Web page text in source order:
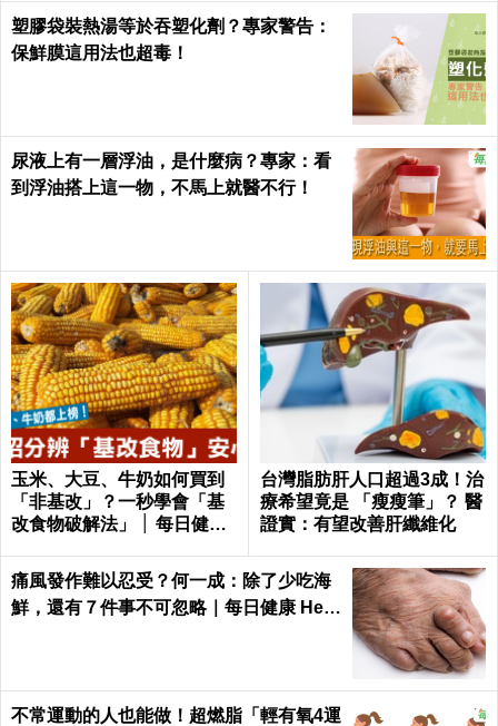
塑膠袋裝熱湯等於吞塑化劑？專家警告：
保鮮膜這用法也超毒！
尿液上有一層浮油，是什麼病？專家：看
到浮油搭上這一物，不馬上就醫不行！
玉米、大豆、牛奶如何買到
「非基改」？一秒學會「基
改食物破解法」 │ 每日健康
台灣脂肪肝人口超過3成！治
療希望竟是 「瘦瘦筆」？ 醫
證實：有望改善肝纖維化
痛風發作難以忍受？何一成：除了少吃海
鮮，還有７件事不可忽略｜每日健康 Heal
不常運動的人也能做！超燃脂「輕有氧4運